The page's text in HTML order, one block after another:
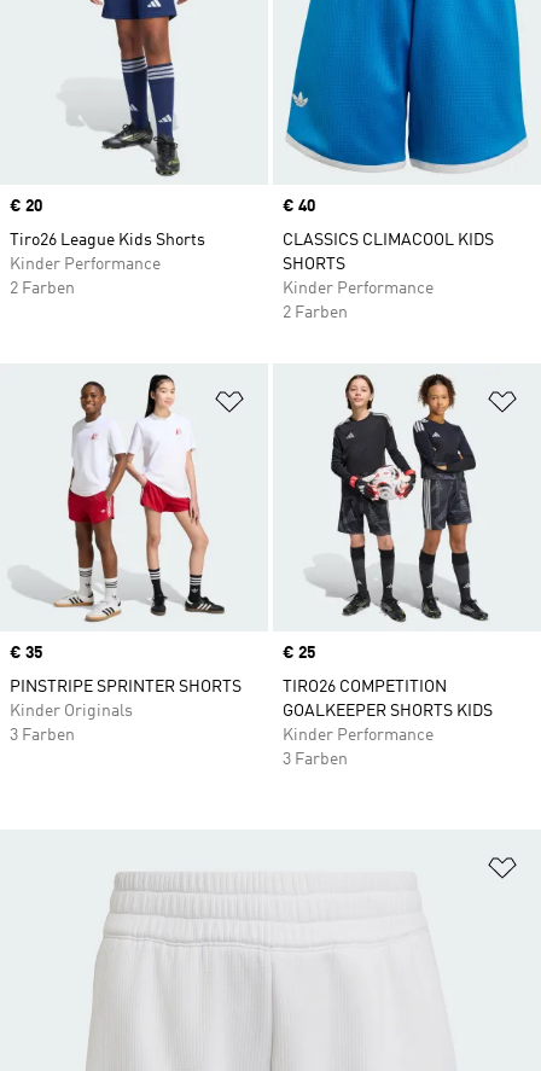
Price
€ 20
Tiro26 League Kids Shorts
Kinder Performance
2 Farben
Price
€ 40
CLASSICS CLIMACOOL KIDS
SHORTS
Kinder Performance
2 Farben
Zur Wunschliste hinzufügen
Price
€ 35
PINSTRIPE SPRINTER SHORTS
Kinder Originals
3 Farben
Price
€ 25
TIRO26 COMPETITION
GOALKEEPER SHORTS KIDS
Kinder Performance
3 Farben